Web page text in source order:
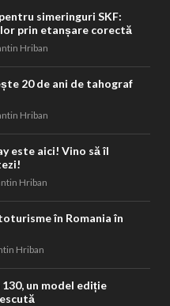
simeringuri SKF:
prin etanșare corectă
Hriban
20 de ani de tahograf
Hriban
este aici! Vino să îl
Hriban
în Romania în
Hriban
un model ediție